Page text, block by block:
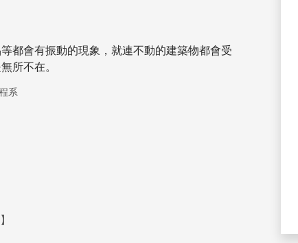
都會有振動的現象，就連不動的建築物都會受
所不在。
系